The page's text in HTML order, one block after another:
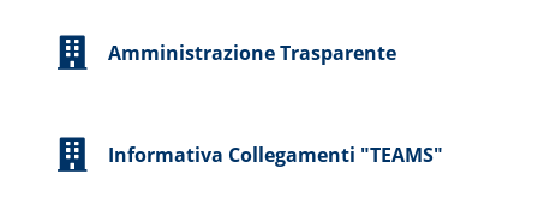
Amministrazione Trasparente
Informativa Collegamenti "TEAMS"